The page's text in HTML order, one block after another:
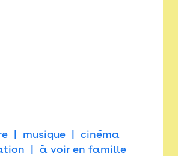
musique
cinéma
à voir en famille